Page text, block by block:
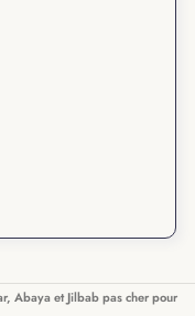
Abaya et Jilbab pas cher pour